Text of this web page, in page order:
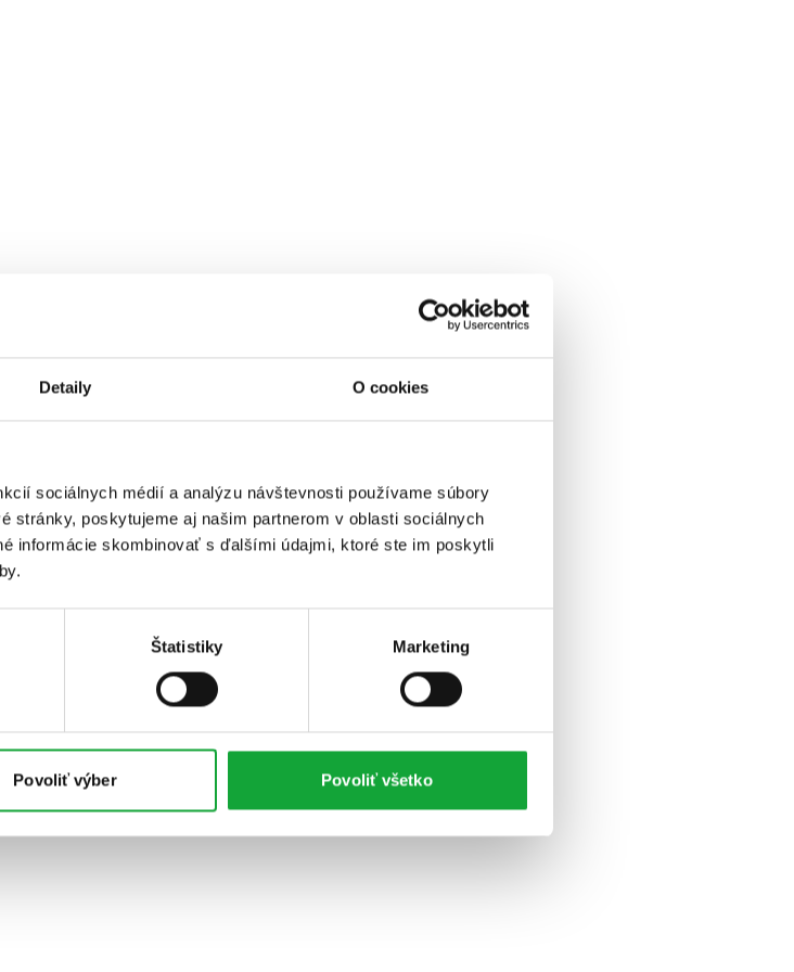
Detaily O cookies
sociálnych médií a analýzu návštevnosti používame súbory
stránky, poskytujeme aj našim partnerom v oblasti sociálnych
informácie skombinovať s ďalšími údajmi, ktoré ste im poskytli
Štatistiky Marketing
Povoliť výber Povoliť všetko